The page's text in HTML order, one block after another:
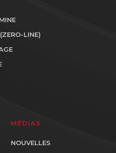
LINE)
MÉDIAS
NOUVELLES